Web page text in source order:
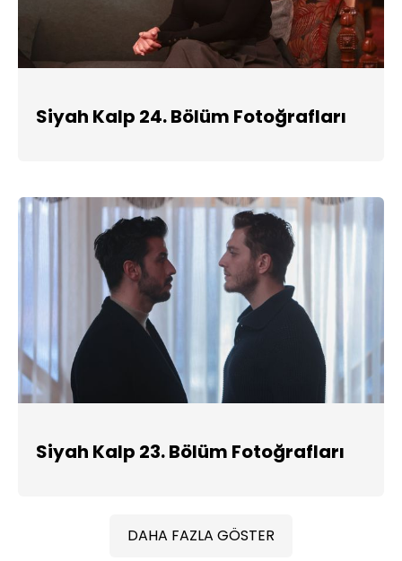
Siyah Kalp 24. Bölüm Fotoğrafları
Siyah Kalp 23. Bölüm Fotoğrafları
DAHA FAZLA GÖSTER